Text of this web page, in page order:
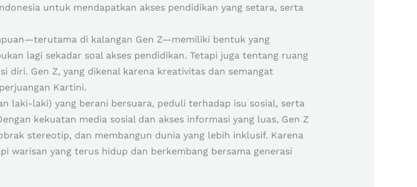
untuk mendapatkan akses pendidikan yang setara, serta
di kalangan Gen Z—memiliki bentuk yang
lagi sekadar soal akses pendidikan. Tetapi juga tentang ruang
diri. Gen Z, yang dikenal karena kreativitas dan semangat
Kartini.
laki-laki) yang berani bersuara, peduli terhadap isu sosial, serta
kekuatan media sosial dan akses informasi yang luas, Gen Z
stereotip, dan membangun dunia yang lebih inklusif. Karena
warisan yang terus hidup dan berkembang bersama generasi